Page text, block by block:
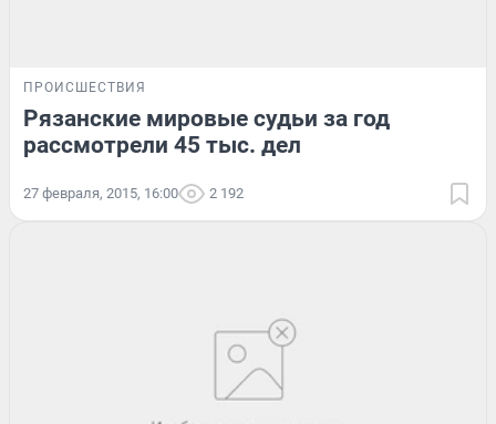
ПРОИСШЕСТВИЯ
Рязанские мировые судьи за год
рассмотрели 45 тыс. дел
27 февраля, 2015, 16:00 2 192